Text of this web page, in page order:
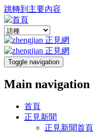
跳轉到主要內容
Toggle navigation
Main navigation
首頁
正見新聞
正見新聞首頁